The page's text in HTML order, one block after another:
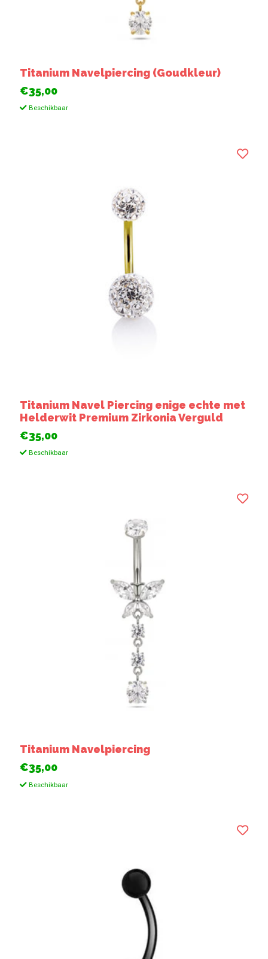
Titanium Navelpiercing (Goudkleur)
€35,00
Beschikbaar
Titanium Navel Piercing enige echte met
Helderwit Premium Zirkonia Verguld
€35,00
Beschikbaar
Titanium Navelpiercing
€35,00
Beschikbaar